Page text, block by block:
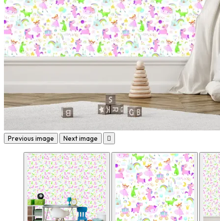
Previous image Next image 